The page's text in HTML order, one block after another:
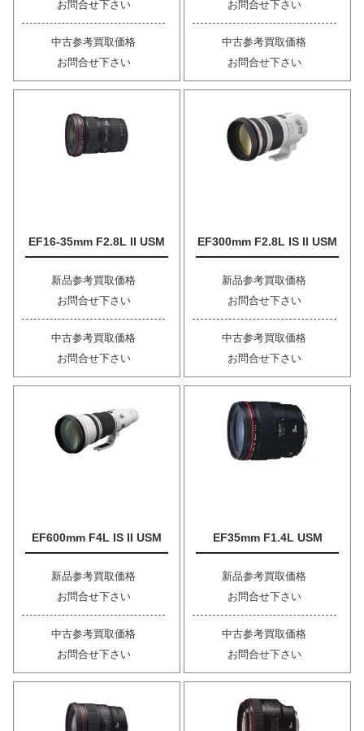
お問合せ下さい
中古参考買取価格
お問合せ下さい
お問合せ下さい
中古参考買取価格
お問合せ下さい
EF16-35mm F2.8L II USM
新品参考買取価格
お問合せ下さい
中古参考買取価格
お問合せ下さい
EF300mm F2.8L IS II USM
新品参考買取価格
お問合せ下さい
中古参考買取価格
お問合せ下さい
EF600mm F4L IS II USM
新品参考買取価格
お問合せ下さい
中古参考買取価格
お問合せ下さい
EF35mm F1.4L USM
新品参考買取価格
お問合せ下さい
中古参考買取価格
お問合せ下さい